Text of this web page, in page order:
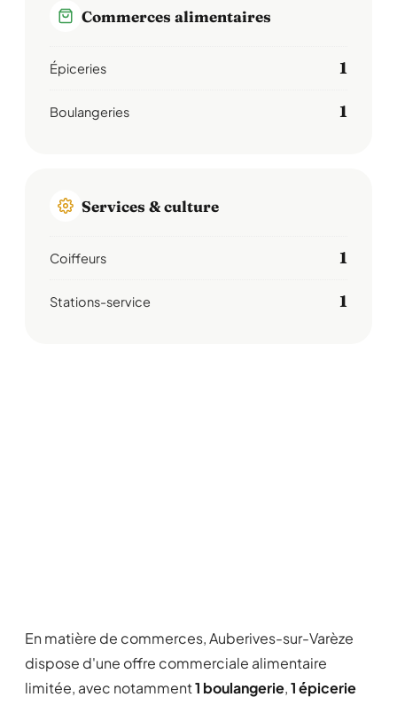
Commerces alimentaires
Épiceries 1
Boulangeries 1
Services & culture
Coiffeurs 1
Stations-service 1
En matière de commerces, Auberives-sur-Varèze
dispose d'une offre commerciale alimentaire
limitée, avec notamment1 boulangerie,1 épicerie